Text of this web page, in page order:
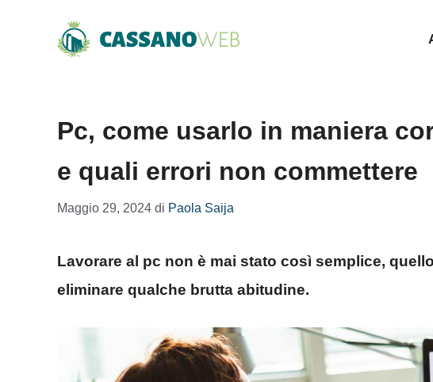
Pc, come usarlo in maniera
e quali errori non commettere
Maggio 29, 2024 di Paola Saija
Lavorare al pc non è mai stato così semplice,
eliminare qualche brutta abitudine.